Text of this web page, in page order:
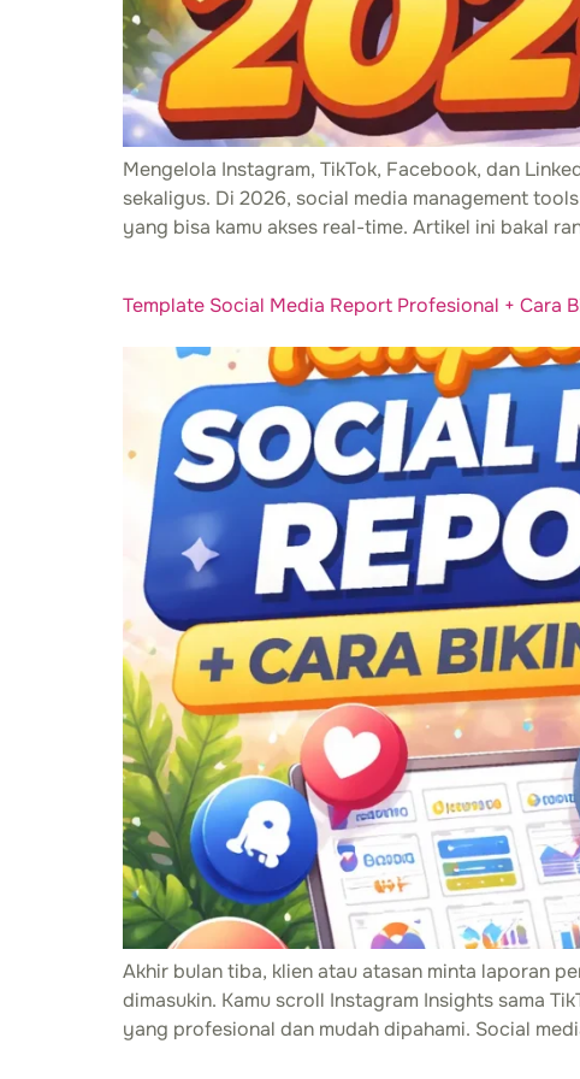
Mengelola Instagram, TikTok, Facebook, dan
sekaligus. Di 2026, social media management
yang bisa kamu akses real-time. Artikel ini bakal
Template Social Media Report Profesional + Cara
Akhir bulan tiba, klien atau atasan minta laporan
dimasukin. Kamu scroll Instagram Insights sama
yang profesional dan mudah dipahami. Social